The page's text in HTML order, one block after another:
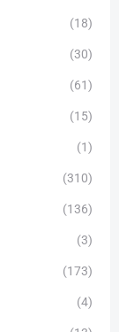
(18)
(30)
(61)
(15)
(1)
(310)
(136)
(3)
(173)
(4)